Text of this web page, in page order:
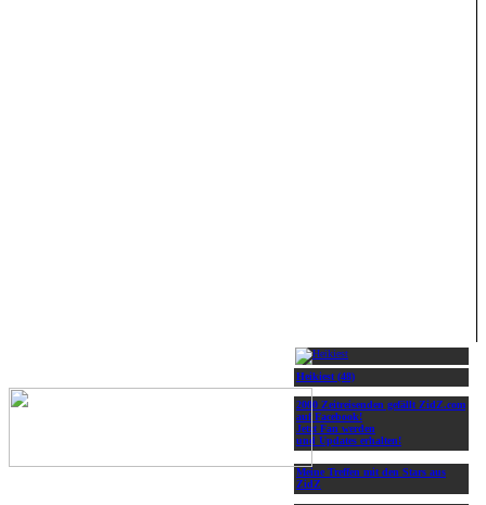
Heikiest (48)
2000 Zeitreisenden gefällt ZidZ.com
auf Facebook!
Jetzt Fan werden
und Updates erhalten!
Meine Treffen mit den Stars aus
ZidZ